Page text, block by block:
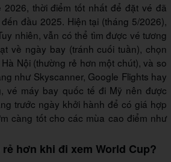
2026, thời điểm tốt nhất để đặt vé đã
đầu 2025. Hiện tại (tháng 5/2026),
nhiên, vẫn có thể tìm được vé tương
về ngày bay (tránh cuối tuần), chọn
Nội (thường rẻ hơn một chút), và so
như Skyscanner, Google Flights hay
vé máy bay quốc tế đi Mỹ nên được
trước ngày khởi hành để có giá hợp
càng tốt cho các mùa cao điểm như
hơn khi đi xem World Cup?